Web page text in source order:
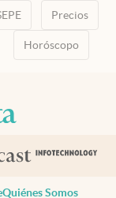
Precios
Horóscopo
pestaña
nueva pestaña
en nueva pestaña
Quiénes Somos